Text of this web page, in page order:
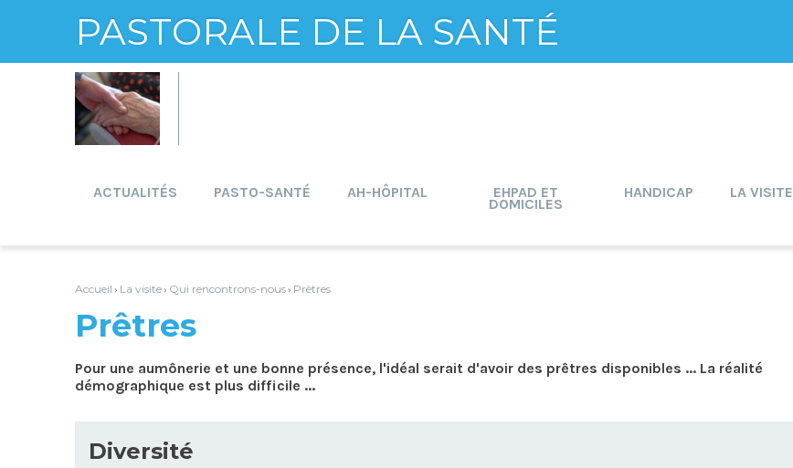
PASTORALE DE LA SANTÉ
au
contenu.
|
Aller
la
navigation
personnels
ACTUALITÉS PASTO-SANTÉ AH-HÔPITAL EHPAD ET
DOMICILES
HANDICAP LA VISITE
Accueil › La visite› Qui rencontrons-nous› Prêtres
Prêtres
Pour une aumônerie et une bonne présence, l'idéal serait d'avoir des prêtres disponibles ... La réalité
démographique est plus difficile ...
Diversité